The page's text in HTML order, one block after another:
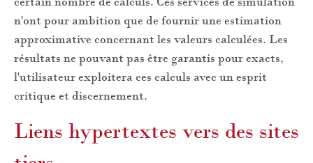
n'ont pour ambition que de fournir une estimation
approximative concernant les valeurs calculées. Les
résultats ne pouvant pas être garantis pour exacts,
l'utilisateur exploitera ces calculs avec un esprit
critique et discernement.
Liens hypertextes vers des sites